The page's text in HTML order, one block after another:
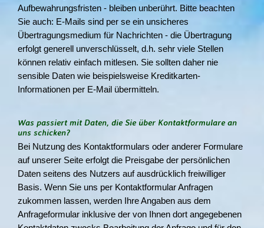
Aufbewahrungsfristen - bleiben unberührt. Bitte beachten
Sie auch: E-Mails sind per se ein unsicheres
Übertragungsmedium für Nachrichten - die Übertragung
erfolgt generell unverschlüsselt, d.h. sehr viele Stellen
können relativ einfach mitlesen. Sie sollten daher nie
sensible Daten wie beispielsweise Kreditkarten-
Informationen per E-Mail übermitteln.
Was passiert mit Daten, die Sie über Kontaktformulare an
uns schicken?
Bei Nutzung des Kontaktformulars oder anderer Formulare
auf unserer Seite erfolgt die Preisgabe der persönlichen
Daten seitens des Nutzers auf ausdrücklich freiwilliger
Basis. Wenn Sie uns per Kontaktformular Anfragen
zukommen lassen, werden Ihre Angaben aus dem
Anfrageformular inklusive der von Ihnen dort angegebenen